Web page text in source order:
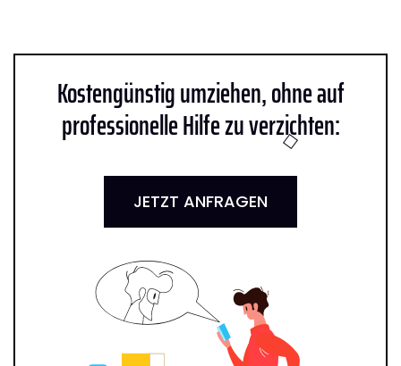
Kostengünstig umziehen, ohne auf
professionelle Hilfe zu verzichten:
JETZT ANFRAGEN